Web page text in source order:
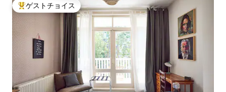
大好評のゲストチョイスです。
ゲストチョイス